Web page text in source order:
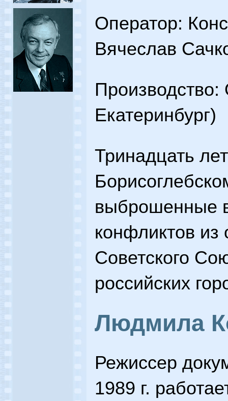
Оператор:
Вячеслав
Екатеринбург)
Тринадцать
выброшенные
конфликтов из
Советского
российских
Людмила
Режиссер
1989 г.